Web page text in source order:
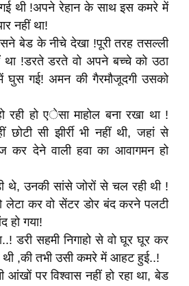
थी !अपने रेहान के साथ इस कमरे में
नहीं था!
बेड के नीचे देखा !पूरी तरह तसल्ली
था !डरते डरते वो अपने बच्चे को उठा
गई! अमन की गैरमौजूदगी उसको
रही हो एेसा माहोल बना रखा था !
छोटी सी झीर्री भी नहीं थी, जहां से
कर देने वाली हवा का आवागमन हो
थे, उनकी सांसे जोरों से चल रही थी !
लेटा कर वो सेंटर डोर बंद करने पलटी
हो गया!
डरी सहमी निगाहो से वो घूर घूर कर
थी ,की तभी उसी कमरे में आहट हुई..!
पर विश्वास नहीं हो रहा था, बेड